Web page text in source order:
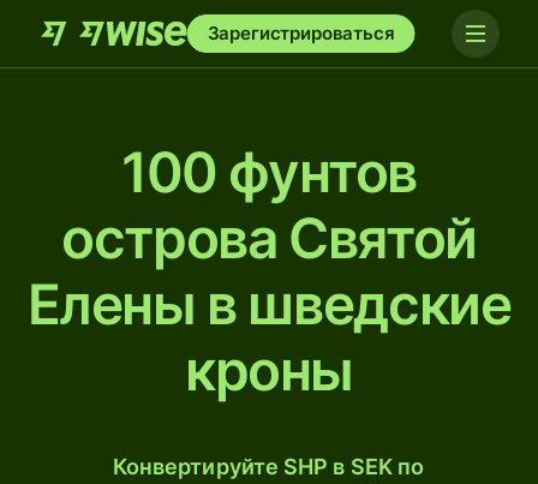
Зарегистрироваться
100 фунтов
острова Святой
Елены в шведские
кроны
Конвертируйте SHP в SEK по